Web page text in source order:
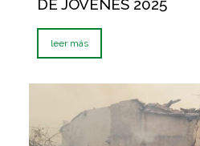
DE JÓVENES 2025
leer más